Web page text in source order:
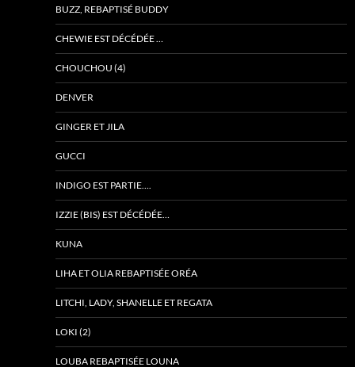
BUZZ, REBAPTISÉ BUDDY
CHEWIE EST DÉCÉDÉE …
CHOUCHOU (4)
DENVER
GINGER ET JILA
GUCCI
INDIGO EST PARTIE….
IZZIE (BIS) EST DÉCÉDÉE…
KUNA
LIHA ET OLIA REBAPTISÉE ORÉA
LITCHI, LADY, SHANELLE ET REGATA
LOKI (2)
LOUBA REBAPTISÉE LOUNA